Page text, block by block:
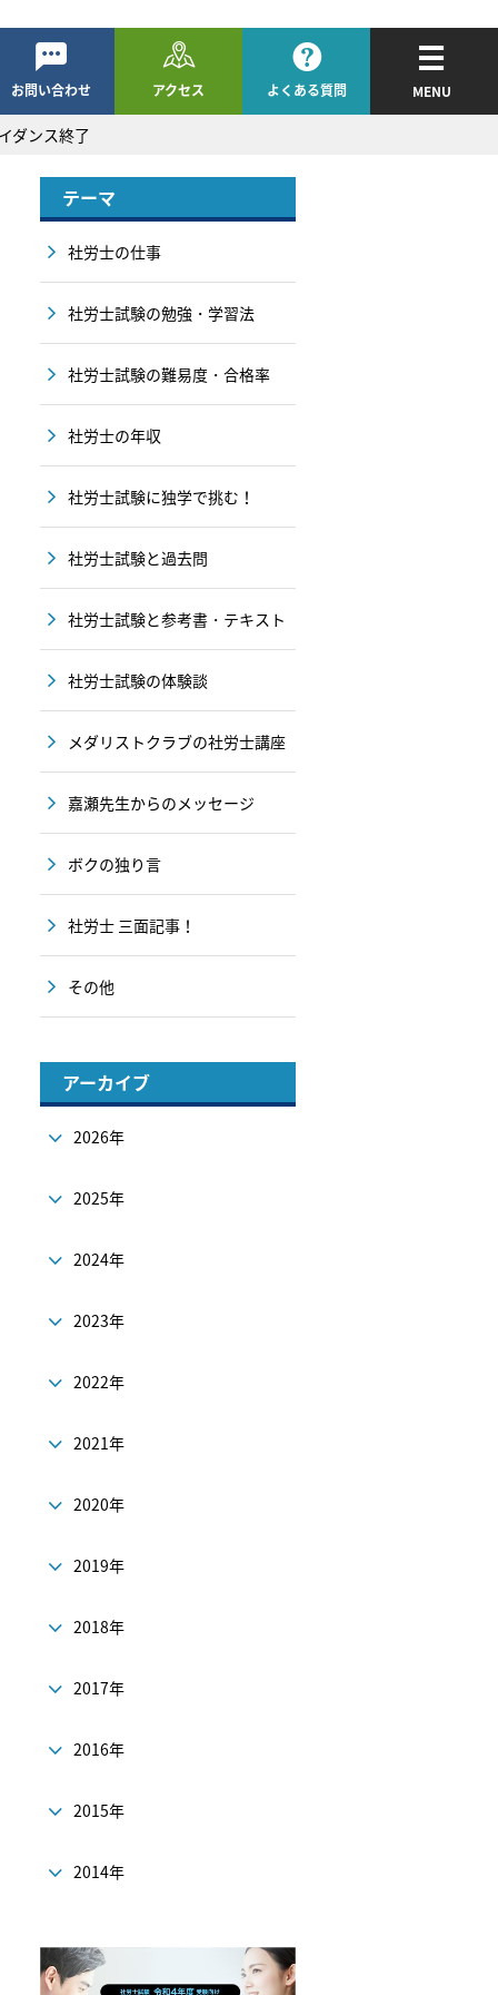
お問い合わせ アクセス よくある質問 MENU
ダンス終了
テーマ
社労士の仕事
社労士試験の勉強・学習法
社労士試験の難易度・合格率
社労士の年収
社労士試験に独学で挑む！
社労士試験と過去問
社労士試験と参考書・テキスト
社労士試験の体験談
メダリストクラブの社労士講座
嘉瀬先生からのメッセージ
ボクの独り言
社労士 三面記事！
その他
アーカイブ
2026年
2025年
2024年
2023年
2022年
2021年
2020年
2019年
2018年
2017年
2016年
2015年
2014年